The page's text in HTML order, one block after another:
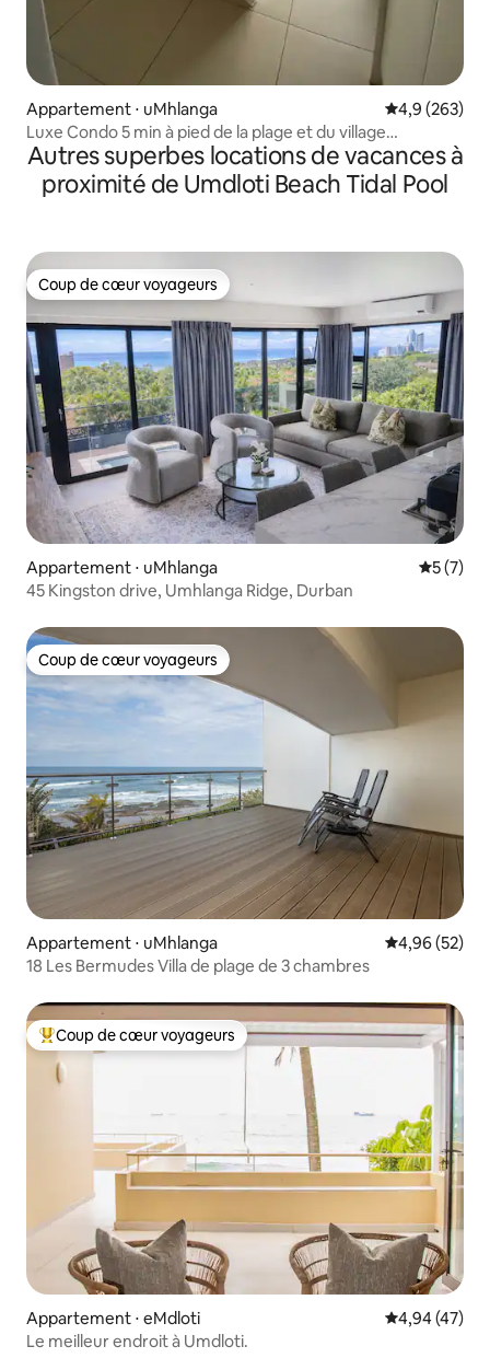
Appartement ⋅ uMhlanga Évaluation
4,9 (263)
Luxe Condo 5 min à pied de la plage et du village
d'Umhlanga
Autres superbes locations de vacances à
proximité de Umdloti Beach Tidal Pool
Coup de cœur voyageurs
Coup de cœur voyageurs
Appartement ⋅ uMhlanga
5 (7)
45 Kingston drive, Umhlanga Ridge, Durban
Coup de cœur voyageurs
Coup de cœur voyageurs
Appartement ⋅ uMhlanga Évaluation
4,96 (52)
18 Les Bermudes Villa de plage de 3 chambres
Coups de cœur voyageurs les plus appréciés
Coup de cœur voyageurs
Appartement ⋅ eMdloti Évaluation
4,94 (47)
Le meilleur endroit à Umdloti.